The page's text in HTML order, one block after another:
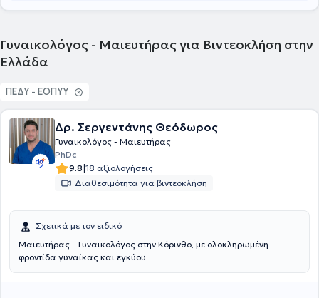
στάδιο της πρόληψης μέχρι το στάδιο της χειρουργικής
παρέμβασης, όταν και αν χρειάζεται.
Γυναικολόγος - Μαιευτήρας για Βιντεοκλήση στην
Ελλάδα
ΠΕΔΥ - ΕΟΠΥΥ
Δρ. Σεργεντάνης Θεόδωρος
Γυναικολόγος - Μαιευτήρας
PhDc
9.8|18 αξιολογήσεις
Διαθεσιμότητα για βιντεοκλήση
Σχετικά με τον ειδικό
Μαιευτήρας – Γυναικολόγος στην Κόρινθο, με ολοκληρωμένη
φροντίδα γυναίκας και εγκύου.